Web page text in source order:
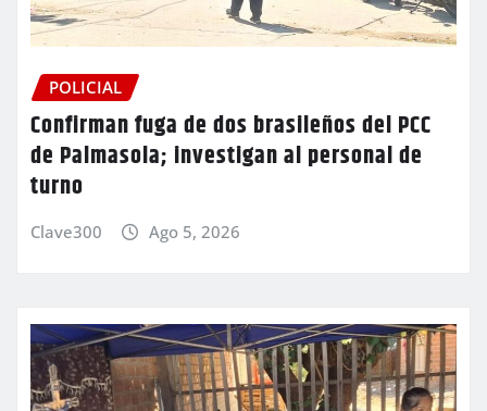
POLICIAL
Confirman fuga de dos brasileños del PCC
de Palmasola; investigan al personal de
turno
Clave300 Ago 5, 2026